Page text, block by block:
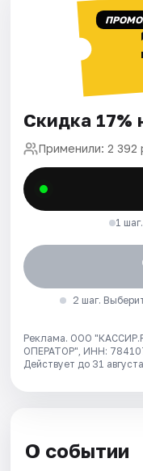
Скидка 17%
Применили: 2 392
1
2 шаг.
Реклама. ООО
ОПЕРАТОР", ИНН:
Действует до 31
О событии